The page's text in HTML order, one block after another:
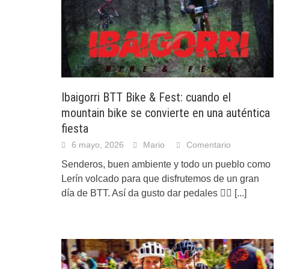
Ibaigorri BTT Bike & Fest: cuando el
mountain bike se convierte en una auténtica
fiesta
6 mayo, 2026 Mario Comentario
Senderos, buen ambiente y todo un pueblo como
Lerín volcado para que disfrutemos de un gran
día de BTT. Así da gusto dar pedales 🚵‍♂️ [...]